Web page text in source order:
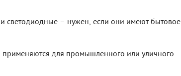
светодиодные – нужен, если они имеют бытовое
для промышленного или уличного